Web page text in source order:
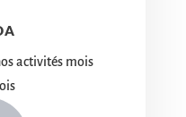
activités mois